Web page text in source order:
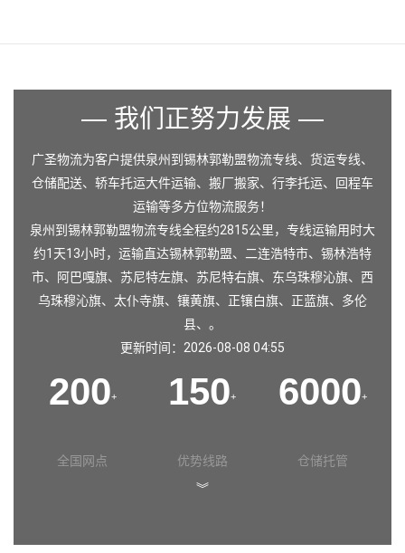
— 我们正努力发展 —
广圣物流为客户提供泉州到锡林郭勒盟物流专线、货运专线、
仓储配送、轿车托运大件运输、搬厂搬家、行李托运、回程车
运输等多方位物流服务！
泉州到锡林郭勒盟物流专线全程约2815公里，专线运输用时大
约1天13小时，运输直达锡林郭勒盟、二连浩特市、锡林浩特
市、阿巴嘎旗、苏尼特左旗、苏尼特右旗、东乌珠穆沁旗、西
乌珠穆沁旗、太仆寺旗、镶黄旗、正镶白旗、正蓝旗、多伦
县、。
更新时间：2026-08-08 04:55
200+
全国网点
150+
优势线路
6000+
仓储托管
︾